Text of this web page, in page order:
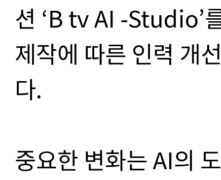
션 ‘B tv AI -Studio’
제작에 따른 인력 개
다.
중요한 변화는 AI의